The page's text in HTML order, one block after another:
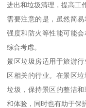
进出和垃圾清理，提高工
需要注意的是，虽然简
强度和防火等性能可能
综合考虑。
景区垃圾房适用于旅游
区相关的行业。在景区
垃圾，保持景区的整洁
和体验，同时也有助于保